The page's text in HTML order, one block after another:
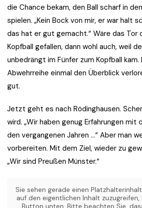
die Chance bekam, den Ball scharf in
spielen. „Kein Bock von mir, er war halt
das hat er gut gemacht.“ Wäre das Tor
Kopfball gefallen, dann wohl auch, weil
unbedrängt im Fünfer zum Kopfball
Abwehrreihe einmal den Überblick
gut.
Jetzt geht es nach Rödinghausen.
wird. „Wir haben genug Erfahrungen mit
den vergangenen Jahren …“ Aber man
vorbereiten. Mit dem Ziel, wieder zu
„Wir sind Preußen Münster.“
Sie sehen gerade einen
auf den eigentlichen Inhalt zuzugreifen,
Button unten. Bitte beachten Sie,